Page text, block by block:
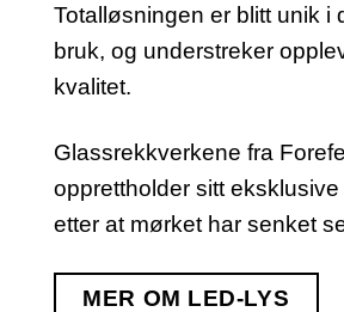
Totalløsningen er blitt unik i
bruk, og understreker
kvalitet.
Glassrekkverkene fra
opprettholder sitt
etter at mørket har senket
MER OM LED-LYS